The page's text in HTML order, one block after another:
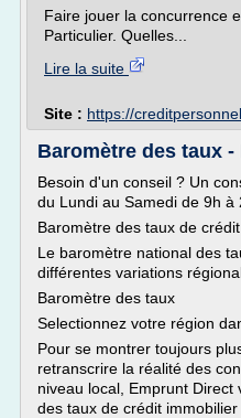
Faire jouer la concurrence
Particulier. Quelles...
Lire la suite
Site : https://
Baromètre des taux
Besoin d'un conseil ? Un
du Lundi au Samedi de 9h
Baromètre des taux de
Le baromètre national des
différentes variations
Baromètre des taux
Selectionnez votre région
Pour se montrer toujours
retranscrire la réalité des
niveau local, Emprunt
des taux de crédit